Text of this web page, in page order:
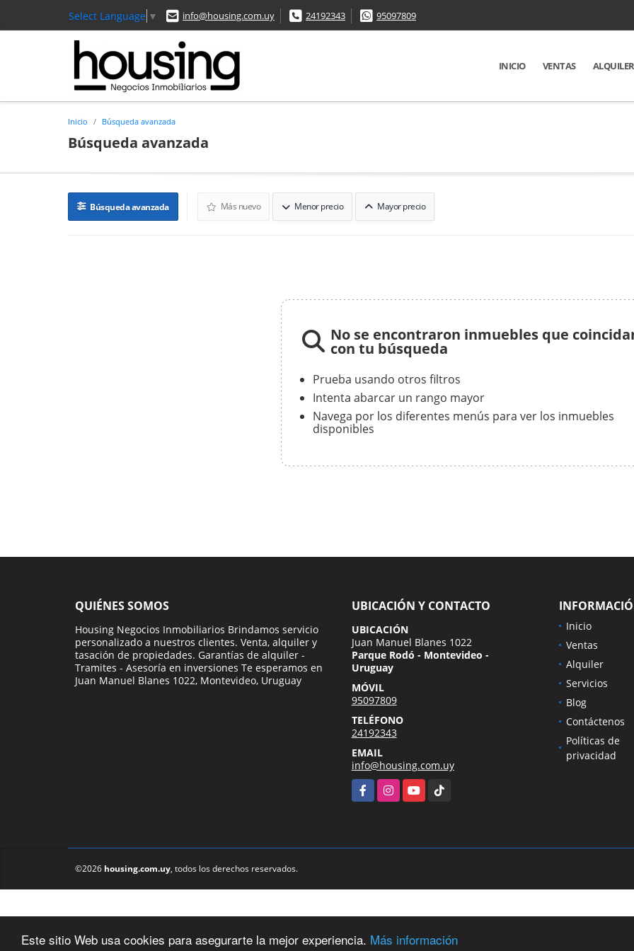
Este sitio Web usa cookies para asegurarte la mejor experiencia. Más información
Select Language ▼ info@housing.com.uy 24192343 95097809
INICIO VENTAS ALQUILER
Inicio Búsqueda avanzada
Búsqueda avanzada
Búsqueda avanzada Más nuevo Menor precio Mayor precio
No se encontraron inmuebles que
con tu búsqueda
Prueba usando otros filtros
Intenta abarcar un rango mayor
Navega por los diferentes menús para ver los inmuebles
disponibles
QUIÉNES SOMOS
Housing Negocios Inmobiliarios Brindamos servicio
personalizado a nuestros clientes. Venta, alquiler y
tasación de propiedades. Garantías de alquiler -
Tramites - Asesoría en inversiones Te esperamos en
Juan Manuel Blanes 1022, Montevideo, Uruguay
UBICACIÓN Y CONTACTO
UBICACIÓN
Juan Manuel Blanes 1022
Parque Rodó - Montevideo -
Uruguay
MÓVIL
95097809
TELÉFONO
24192343
EMAIL
info@housing.com.uy
FacebookInstagramYouTubeTikTok
Inicio
Ventas
Alquiler
Servicios
Blog
Contáctenos
Políticas de
privacidad
©2026 housing.com.uy, todos los derechos reservados.